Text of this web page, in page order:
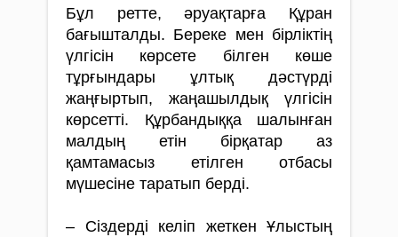
Бұл ретте, әруақтарға Құран
бағыш­талды. Береке мен бірліктің
үлгісін көрсете білген көше
тұрғындары ұлтық дәстүрді
жаңғыртып, жаңашылдық үлгісін
көрсетті. Құрбандыққа шалынған
малдың етін бірқатар аз
қамтамасыз етілген отбасы
мүшесіне таратып берді.
– Сіздерді келіп жеткен Ұлыстың